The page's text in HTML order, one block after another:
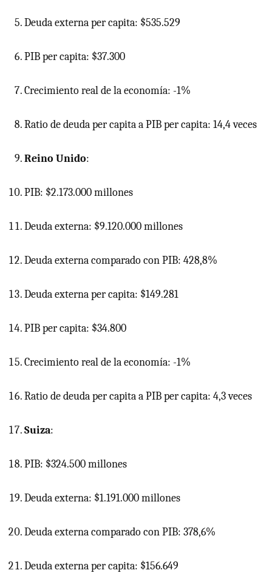
Deuda externa per capita: $535.529
PIBper capita: $37.300
Crecimiento real de la economía: -1%
Ratio de deuda per capita aPIBper capita: 14,4 veces
Reino Unido:
PIB: $2.173.000 millones
Deuda externa: $9.120.000 millones
Deuda externa comparado con PIB: 428,8%
Deuda externa per capita: $149.281
PIBper capita: $34.800
Crecimiento real de la economía: -1%
Ratio de deuda per capita aPIBper capita: 4,3 veces
Suiza:
PIB: $324.500 millones
Deuda externa: $1.191.000 millones
Deuda externa comparado con PIB: 378,6%
Deuda externa per capita: $156.649